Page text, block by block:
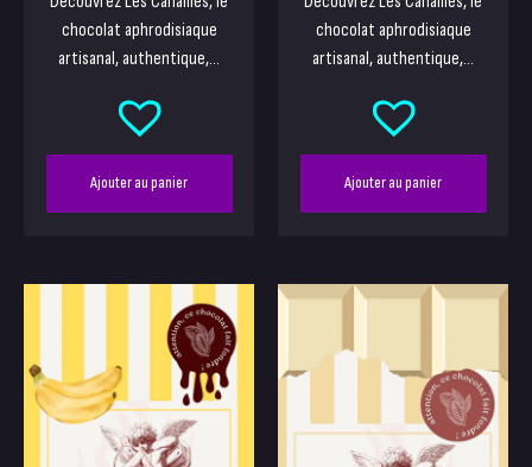
chocolat aphrodisiaque
artisanal, authentique,...
Ajouter au panier
chocolat aphrodisiaque
artisanal, authentique,...
Ajouter au panier